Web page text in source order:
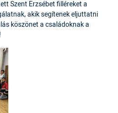
Szent Erzsébet filléreket a
akik segítenek eljuttatni
köszönet a családoknak a